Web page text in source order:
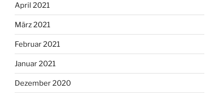
April 2021
März 2021
Februar 2021
Januar 2021
Dezember 2020